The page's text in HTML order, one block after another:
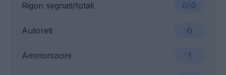
Ammonizioni 1
Rigori segnati/totali 0/0
Autoreti 0